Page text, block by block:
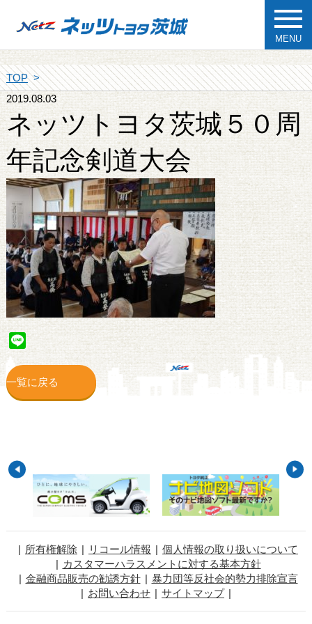
MENU
TOP
2019.08.03
ネッツトヨタ茨城５０周
年記念剣道大会
一覧に戻る
所有権解除 リコール情報
個人情報の取り扱いについて
カスタマーハラスメントに対する基本方針
金融商品販売の勧誘方針
暴力団等反社会的勢力排除宣言
お問い合わせ
サイトマップ